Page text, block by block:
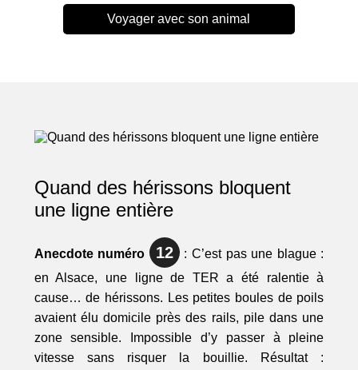
Voyager avec son animal
Quand des hérissons bloquent
une ligne entière
Anecdote numéro 12 : C’est pas une blague :
en Alsace, une ligne de TER a été ralentie à
cause… de hérissons. Les petites boules de poils
avaient élu domicile près des rails, pile dans une
zone sensible. Impossible d’y passer à pleine
vitesse sans risquer la bouillie. Résultat :